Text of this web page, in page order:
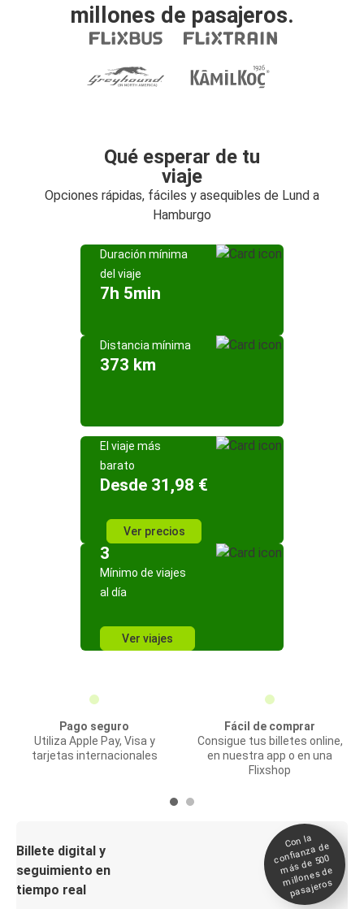
millones de pasajeros.
Qué esperar de tu
viaje
Opciones rápidas, fáciles y asequibles de Lund a
Hamburgo
Duración mínima
del viaje
7h 5min
Distancia mínima
373 km
El viaje más
barato
Desde 31,98 €
Ver precios
3
Mínimo de viajes
al día
Ver viajes
Pago seguro
Utiliza Apple Pay, Visa y
tarjetas internacionales
Fácil de comprar
Consigue tus billetes online,
en nuestra app o en una
Flixshop
Billete digital y
seguimiento en
tiempo real
Con la
confianza de
más de 500
millones de
pasajeros